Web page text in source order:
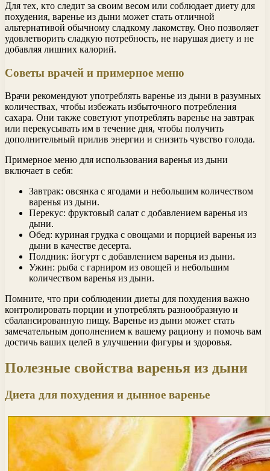
Для тех, кто следит за своим весом или соблюдает диету для
похудения, варенье из дыни может стать отличной
альтернативой обычному сладкому лакомству. Оно позволяет
удовлетворить сладкую потребность, не нарушая диету и не
добавляя лишних калорий.
Советы врачей и примерное меню
Врачи рекомендуют употреблять варенье из дыни в разумных
количествах, чтобы избежать избыточного потребления
сахара. Они также советуют употреблять варенье на завтрак
или перекусывать им в течение дня, чтобы получить
дополнительный прилив энергии и снизить чувство голода.
Примерное меню для использования варенья из дыни
включает в себя:
Завтрак: овсянка с ягодами и небольшим количеством
варенья из дыни.
Перекус: фруктовый салат с добавлением варенья из
дыни.
Обед: куриная грудка с овощами и порцией варенья из
дыни в качестве десерта.
Полдник: йогурт с добавлением варенья из дыни.
Ужин: рыба с гарниром из овощей и небольшим
количеством варенья из дыни.
Помните, что при соблюдении диеты для похудения важно
контролировать порции и употреблять разнообразную и
сбалансированную пищу. Варенье из дыни может стать
замечательным дополнением к вашему рациону и помочь вам
достичь ваших целей в улучшении фигуры и здоровья.
Полезные свойства варенья из дыни
Диета для похудения и дынное варенье